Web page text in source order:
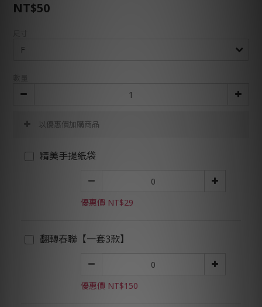
NT$50
以優惠價加購商品
精美手提紙袋
優惠價 NT$29
翻轉春聯【一套3款】
優惠價 NT$150